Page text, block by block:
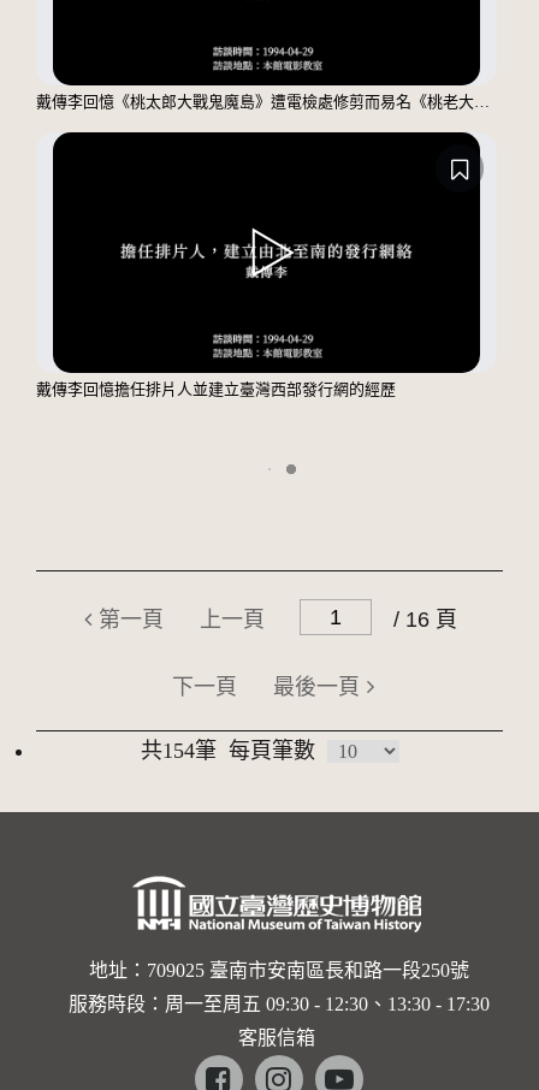
戴傳李回憶《桃太郎大戰鬼魔島》遭電檢處修剪而易名《桃老大伏匪記》的緣由
戴傳李回憶擔任排片人並建立臺灣西部發行網的經歷
第一頁 上一頁 / 16 頁
下一頁 最後一頁
共154筆 每頁筆數
地址：709025 臺南市安南區長和路一段250號
服務時段：周一至周五 09:30 - 12:30、13:30 - 17:30
客服信箱
Facebookinstagramyoutube